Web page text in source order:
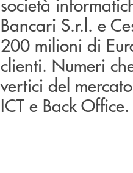
Bancari S.r.l. e
200 milioni di
clienti. Numeri
vertici del
ICT e Back Office.